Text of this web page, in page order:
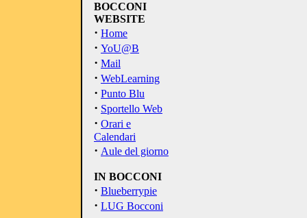
BOCCONI
WEBSITE
· Home
· YoU@B
· Mail
· WebLearning
· Punto Blu
· Sportello Web
· Orari e
Calendari
· Aule del giorno
IN BOCCONI
· Blueberrypie
· LUG Bocconi